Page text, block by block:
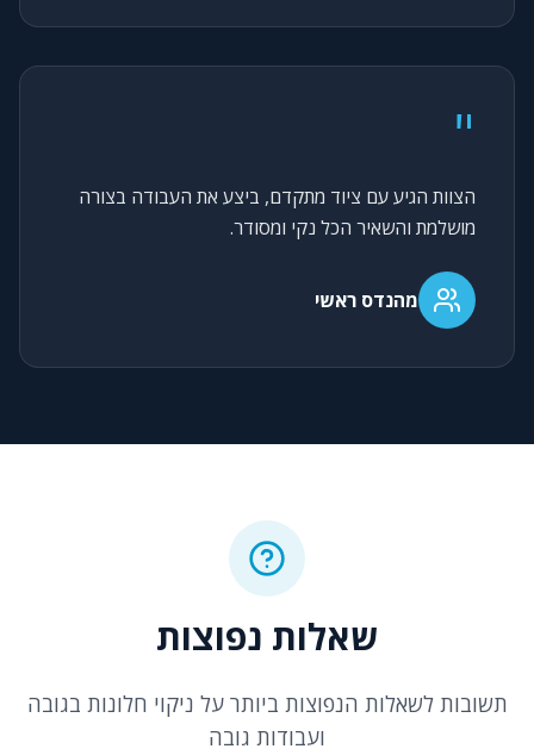
"
הצוות הגיע עם ציוד מתקדם, ביצע את העבודה בצורה
מושלמת והשאיר הכל נקי ומסודר.
מהנדס ראשי
שאלות נפוצות
תשובות לשאלות הנפוצות ביותר על ניקוי חלונות בגובה
ועבודות גובה